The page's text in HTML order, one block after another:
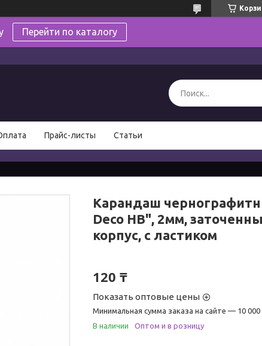
Перейти по каталогу
Прайс-листы Статьи
Карандаш
Deco HB", 2мм,
корпус, с ластиком
120 ₸
Показать оптовые цены
Минимальная сумма заказа на сайте — 10 000
В наличии
Оптом и в розницу